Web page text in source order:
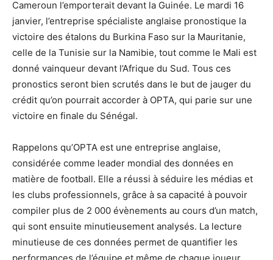
Cameroun l’emporterait devant la Guinée. Le mardi 16
janvier, l’entreprise spécialiste anglaise pronostique la
victoire des étalons du Burkina Faso sur la Mauritanie,
celle de la Tunisie sur la Namibie, tout comme le Mali est
donné vainqueur devant l’Afrique du Sud. Tous ces
pronostics seront bien scrutés dans le but de jauger du
crédit qu’on pourrait accorder à OPTA, qui parie sur une
victoire en finale du Sénégal.
Rappelons qu’OPTA est une entreprise anglaise,
considérée comme leader mondial des données en
matière de football. Elle a réussi à séduire les médias et
les clubs professionnels, grâce à sa capacité à pouvoir
compiler plus de 2 000 évènements au cours d’un match,
qui sont ensuite minutieusement analysés. La lecture
minutieuse de ces données permet de quantifier les